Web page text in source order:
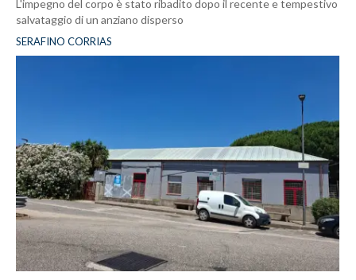
L'impegno del corpo è stato ribadito dopo il recente e tempestivo
salvataggio di un anziano disperso
SERAFINO CORRIAS